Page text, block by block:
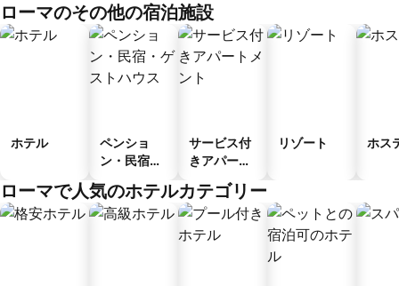
ローマのその他の宿泊施設
ホテル
ペンショ
ン・民宿・
ス
サービス付
きアパート
リゾート ホス
ローマで人気のホテルカテゴリー